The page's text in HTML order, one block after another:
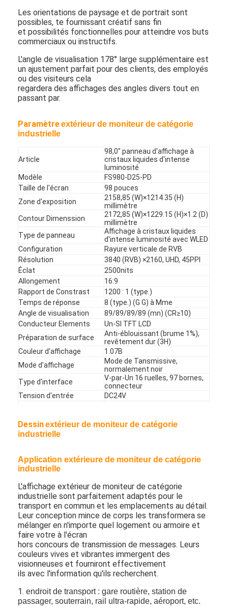
Maison
Produits
Au sujet de nous
Contrôle de qualité
Contactez-nous
Nouvelles
Discuter Maintenant
Affichage d'affichage à cristaux liquides de fenêtre
double écran dégrossi d'affichage à cristaux liquides
Affichage extérieur d'affichage à cristaux liquides
Les orientations de paysage et de portrait sont
possibles, te fournissant créatif sans fin
et possibilités fonctionnelles pour atteindre vos buts
commerciaux ou instructifs.
L'angle de visualisation 178° large supplémentaire est
un ajustement parfait pour des clients, des employés
ou des visiteurs cela
regardera des affichages des angles divers tout en
passant par.
Paramètreextérieur de moniteur de catégorie
industrielle
Article
98,0" panneau d'affichage à
cristaux liquides d'intense
luminosité
Modèle
FS980-D25-PD
Taille de l'écran
98 pouces
Zone d'exposition
2158,85 (W)×1214.35 (H)
millimètre
Contour Dimenssion
2172,85 (W)×1229.15 (H)×1.2 (D)
millimètre
Type de panneau
Affichage à cristaux liquides
d'intense luminosité avec WLED
Configuration
Rayure verticale de RVB
Résolution
3840 (RVB) ×2160, UHD, 45PPI
Éclat
2500nits
Allongement
16:9
Rapport de Constrast
1200 : 1 (type.)
Temps de réponse
8 (type.) (G G) à Mme
Angle de visualisation
89/89/89/89 (mn) (CR≥10)
Conducteur Elements
Un-SI TFT LCD
Préparation de surface
Anti-éblouissant (brume 1%),
revêtement dur (3H)
Couleur d'affichage
1.07B
Mode d'affichage
Mode de Tansmissive,
normalement noir
Type d'interface
V-par-Un 16 ruelles, 97 bornes,
connecteur
Tension d'entrée
DC24V
Vie rétro-éclairée
50000hours
Temp de opération.
Dessinextérieur de moniteur de catégorie
industrielle
Application extérieure de moniteur de catégorie
industrielle
L'affichage extérieur de moniteur de catégorie
industrielle sont parfaitement adaptés pour le
transport en commun et les emplacements au détail.
Leur conception mince de corps les transformera se
mélanger en n'importe quel logement ou armoire et
faire votre à l'écran
hors concours de transmission de messages. Leurs
couleurs vives et vibrantes immergent des
visionneuses et fourniront effectivement
ils avec l'information qu'ils recherchent.
1.endroit de transport : gare routière, station de
passager, souterrain, rail ultra-rapide, aéroport, etc.